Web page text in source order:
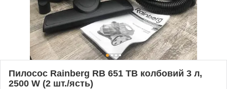
Пилосос Rainberg RB 651 TB колбовий 3 л,
2500 W (2 шт./ясть)